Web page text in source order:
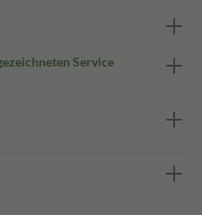
Service